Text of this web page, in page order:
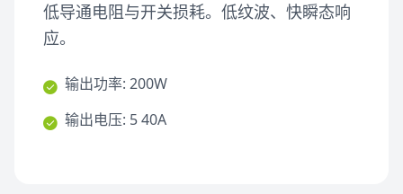
低导通电阻与开关损耗。低纹波、快瞬态响
应。
输出功率: 200W
输出电压: 5 40A